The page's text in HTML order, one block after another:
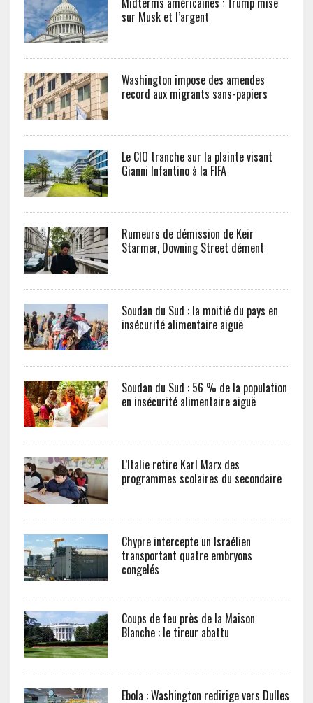
sur Musk et l’argent
Washington impose des amendes
record aux migrants sans-papiers
Le CIO tranche sur la plainte visant
Gianni Infantino à la FIFA
Rumeurs de démission de Keir
Starmer, Downing Street dément
Soudan du Sud : la moitié du pays en
insécurité alimentaire aiguë
Soudan du Sud : 56 % de la population
en insécurité alimentaire aiguë
L’Italie retire Karl Marx des
programmes scolaires du secondaire
Chypre intercepte un Israélien
transportant quatre embryons
congelés
Coups de feu près de la Maison
Blanche : le tireur abattu
Ebola : Washington redirige vers Dulles